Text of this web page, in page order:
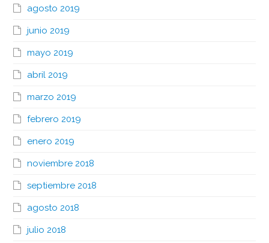
agosto 2019
junio 2019
mayo 2019
abril 2019
marzo 2019
febrero 2019
enero 2019
noviembre 2018
septiembre 2018
agosto 2018
julio 2018